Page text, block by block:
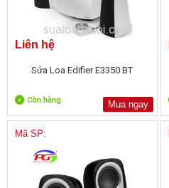
Liên hệ
Sửa Loa Edifier E3350 BT
Mua ngay
Mã SP: